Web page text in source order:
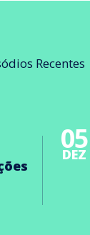
Recentes
05
DEZ